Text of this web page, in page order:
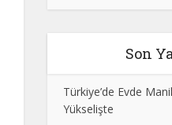
Son
Türkiye’de Evde
Yükselişte